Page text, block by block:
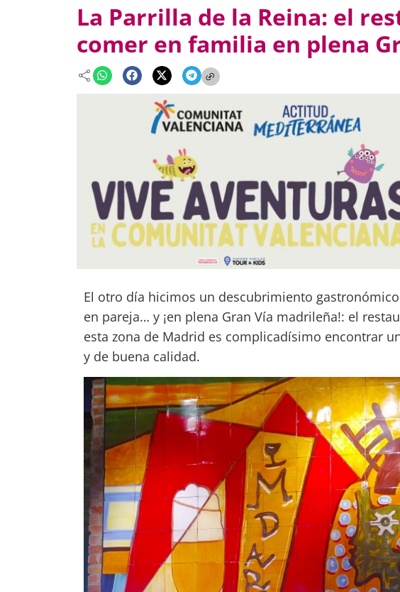
La Parrilla de la Reina: el
comer en familia en plena
El otro día hicimos un descubrimiento
en pareja… y ¡en plena Gran Vía madrileña!: el
esta zona de Madrid es complicadísimo encontrar
y de buena calidad.